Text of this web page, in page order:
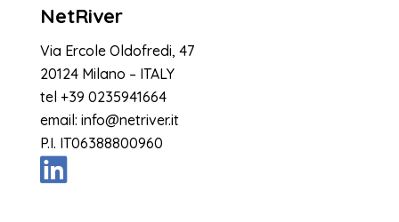
NetRiver
Via Ercole Oldofredi, 47
20124 Milano – ITALY
tel +39 0235941664
email: info@netriver.it
P.I. IT06388800960